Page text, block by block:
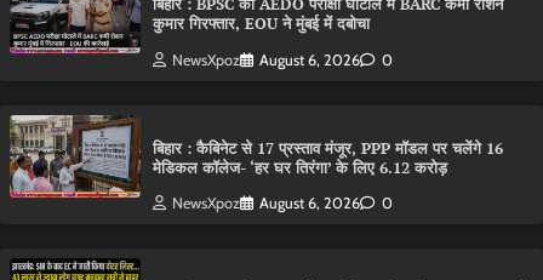
कुमार गिरफ्तार, EOU ने मुंबई में दबोचा
NewsXpoz August 6, 2026 0
बिहार : कैबिनेट से 17 प्रस्ताव मंजूर, PPP मॉडल पर चलेंगे 16
मेडिकल कॉलेज- ‘हर घर तिरंगा’ के लिए 6.12 करोड़
NewsXpoz August 6, 2026 0